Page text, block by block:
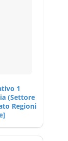
1
(Settore
Regioni